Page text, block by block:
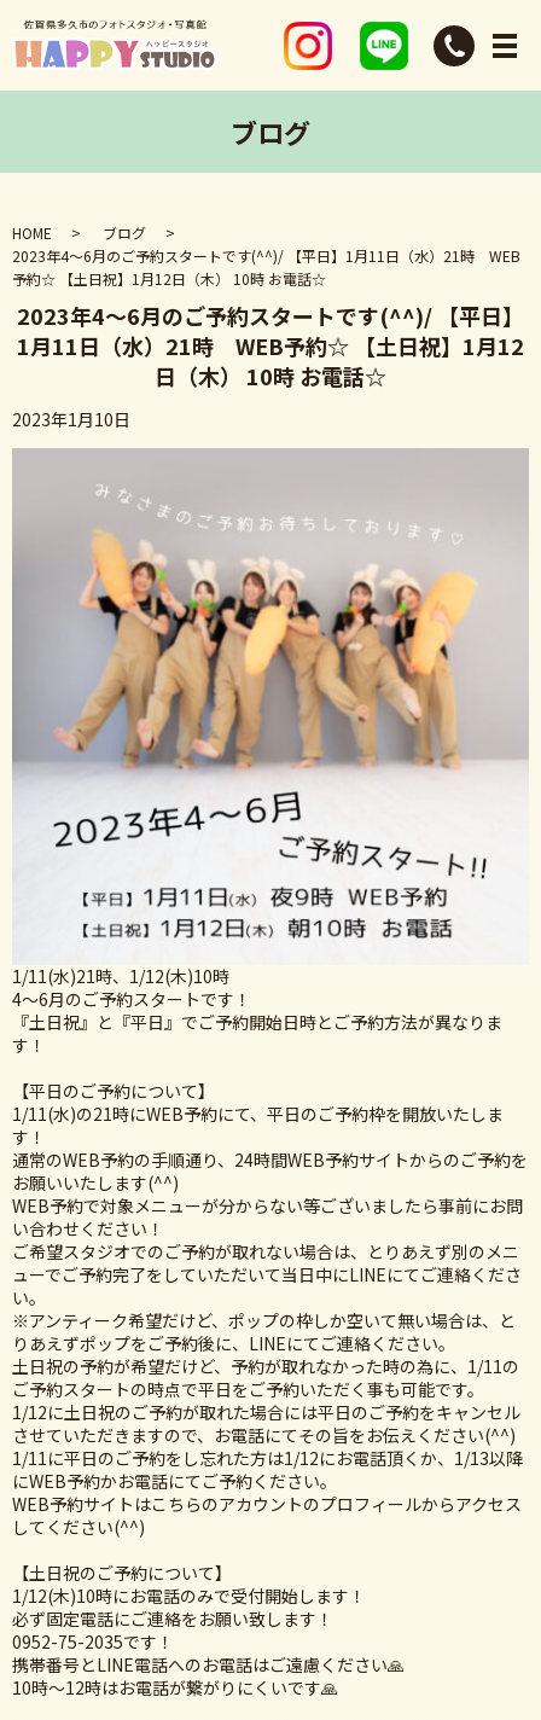
ブログ
HOME
ブログ
2023年4〜6月のご予約スタートです(^^)/ 【平日】1月11日（水）21時 WEB
予約☆ 【土日祝】1月12日（木） 10時 お電話☆
2023年4〜6月のご予約スタートです(^^)/ 【平日】
1月11日（水）21時 WEB予約☆ 【土日祝】1月12
日（木） 10時 お電話☆
2023年1月10日
1/11(水)21時、1/12(木)10時
4〜6月のご予約スタートです！
『土日祝』と『平日』でご予約開始日時とご予約方法が異なりま
す！
【平日のご予約について】
1/11(水)の21時にWEB予約にて、平日のご予約枠を開放いたしま
す！
通常のWEB予約の手順通り、24時間WEB予約サイトからのご予約を
お願いいたします(^^)
WEB予約で対象メニューが分からない等ございましたら事前にお問
い合わせください！
ご希望スタジオでのご予約が取れない場合は、とりあえず別のメニ
ューでご予約完了をしていただいて当日中にLINEにてご連絡くださ
い。
※アンティーク希望だけど、ポップの枠しか空いて無い場合は、と
りあえずポップをご予約後に、LINEにてご連絡ください。
土日祝の予約が希望だけど、予約が取れなかった時の為に、1/11の
ご予約スタートの時点で平日をご予約いただく事も可能です。
1/12に土日祝のご予約が取れた場合には平日のご予約をキャンセル
させていただきますので、お電話にてその旨をお伝えください(^^)
1/11に平日のご予約をし忘れた方は1/12にお電話頂くか、1/13以降
にWEB予約かお電話にてご予約ください。
WEB予約サイトはこちらのアカウントのプロフィールからアクセス
してください(^^)
【土日祝のご予約について】
1/12(木)10時にお電話のみで受付開始します！
必ず固定電話にご連絡をお願い致します！
0952-75-2035です！
携帯番号とLINE電話へのお電話はご遠慮ください🙏
10時〜12時はお電話が繋がりにくいです‍‍🙏